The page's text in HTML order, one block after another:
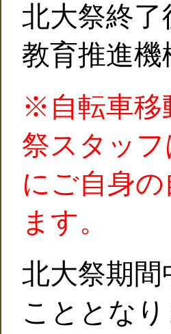
北大祭終
教育推進
※自転車移
祭スタッ
にご自身
ます。
北大祭期
こととな